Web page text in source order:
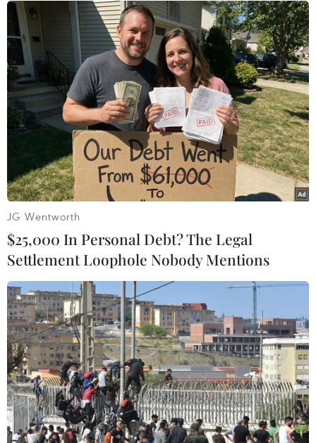
TIN LIÊN QUAN
MV 'Hãy trao cho anh' của Sơn
Tùng M-TP xô đổ mọi kỷ lục
02/07/2019 03:02
Theo thống kê của MeTub, "Hãy trao cho anh" của Sơn
Tùng M-TP chỉ mất có 8 phút để đạt 1 triệu view và đạt 2
JG Wentworth
$25,000 In Personal Debt? The Legal
Settlement Loophole Nobody Mentions